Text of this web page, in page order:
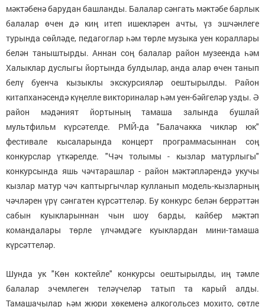
мәктәбенә барудан башланды. Балалар сәнгать мәктәбе барлык
балалар өчен дә киң итеп ишекләрен ачты, үз эшчәнлеге
турында сөйләде, педагоглар һәм төрле музыка уен кораллары
белән таныштырды. Аннан соң балалар район музеенда һәм
Халыклар дуслыгы йортында булдылар, анда алар өчен танып
белү буенча кызыклы экскурсияләр оештырылды. Район
китапханәсендә күңелле викториналар һәм уен-бәйгеләр узды. Ә
район мәдәният йортының тамаша залында бушлай
мультфильм күрсәтелде. РМЙ-да "Балачакка чикләр юк"
фестивале кысаларында концерт программасыннан соң
конкурслар үткәрелде. "Чәч толымы - кызлар матурлыгы"
конкурсында яшь чәчтарашлар - район мәктәпләрендә укучы
кызлар матур чәч каптыргычлар кулланып модель-кызларның
чәчләрен үрү сәнгатен күрсәттеләр. Бу конкурс белән беррәттән
сабын куыкларыннан чын шоу барды, кайбер мәктәп
командалары төрле үлчәмдәге куыклардан мини-тамаша
күрсәттеләр.
Шунда ук "Көн коктейле" конкурсы оештырылды, иң тәмле
балалар эчемлеген теләүчеләр татып та карый алды.
Тамашачылар һәм жюри хөкеменә алкогольсез мохито, сөтле